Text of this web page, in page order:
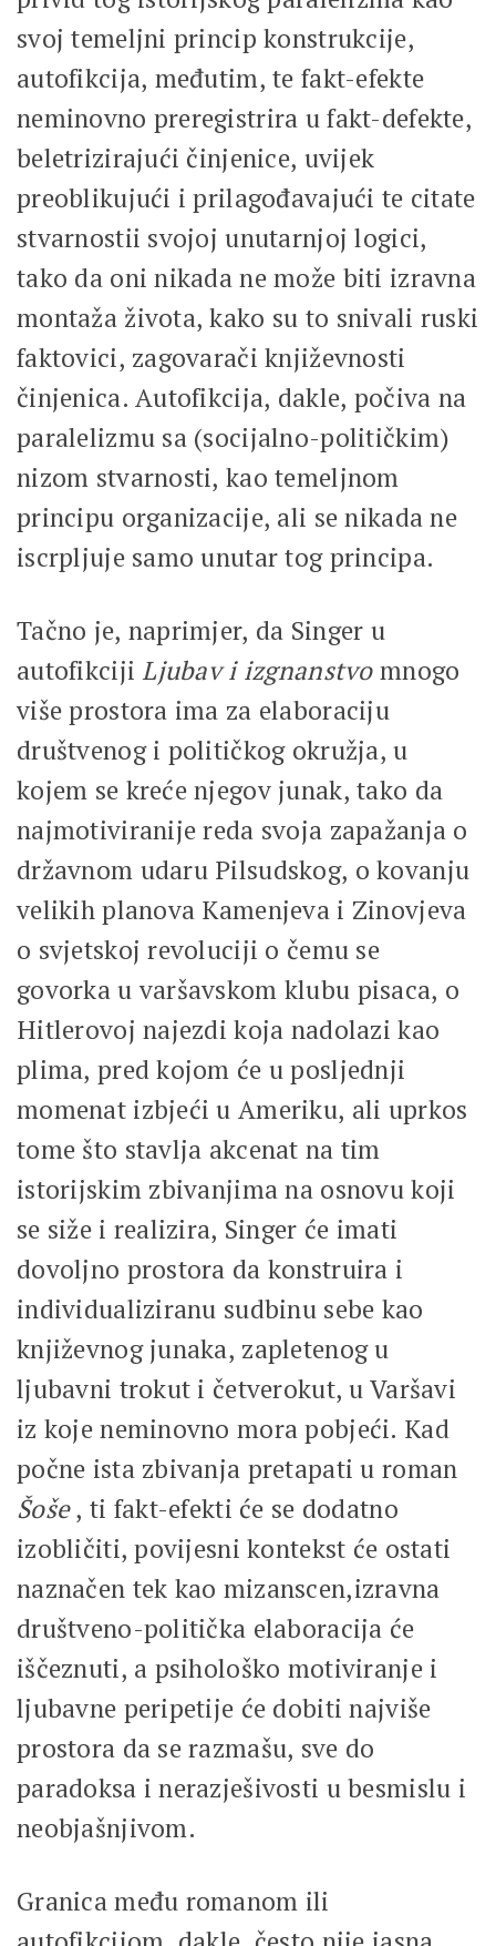
svoj temeljni princip konstrukcije,
autofikcija, međutim, te fakt-efekte
neminovno preregistrira u fakt-defekte,
beletrizirajući činjenice, uvijek
preoblikujući i prilagođavajući te citate
stvarnostii svojoj unutarnjoj logici,
tako da oni nikada ne može biti izravna
montaža života, kako su to snivali ruski
faktovici, zagovarači književnosti
činjenica. Autofikcija, dakle, počiva na
paralelizmu sa (socijalno-političkim)
nizom stvarnosti, kao temeljnom
principu organizacije, ali se nikada ne
iscrpljuje samo unutar tog principa.
Tačno je, naprimjer, da Singer u
autofikcijiLjubav i izgnanstvomnogo
više prostora ima za elaboraciju
društvenog i političkog okružja, u
kojem se kreće njegov junak, tako da
najmotiviranije reda svoja zapažanja o
državnom udaru Pilsudskog, o kovanju
velikih planova Kamenjeva i Zinovjeva
o svjetskoj revoluciji o čemu se
govorka u varšavskom klubu pisaca, o
Hitlerovoj najezdi koja nadolazi kao
plima, pred kojom će u posljednji
momenat izbjeći u Ameriku, ali uprkos
tome što stavlja akcenat na tim
istorijskim zbivanjima na osnovu koji
se siže i realizira, Singer će imati
dovoljno prostora da konstruira i
individualiziranu sudbinu sebe kao
književnog junaka, zapletenog u
ljubavni trokut i četverokut, u Varšavi
iz koje neminovno mora pobjeći. Kad
počne ista zbivanja pretapati u roman
Šoše, ti fakt-efekti će se dodatno
izobličiti, povijesni kontekst će ostati
naznačen tek kao mizanscen,izravna
društveno-politička elaboracija će
iščeznuti, a psihološko motiviranje i
ljubavne peripetije će dobiti najviše
prostora da se razmašu, sve do
paradoksa i nerazješivosti u besmislu i
neobjašnjivom.
Granica među romanom ili